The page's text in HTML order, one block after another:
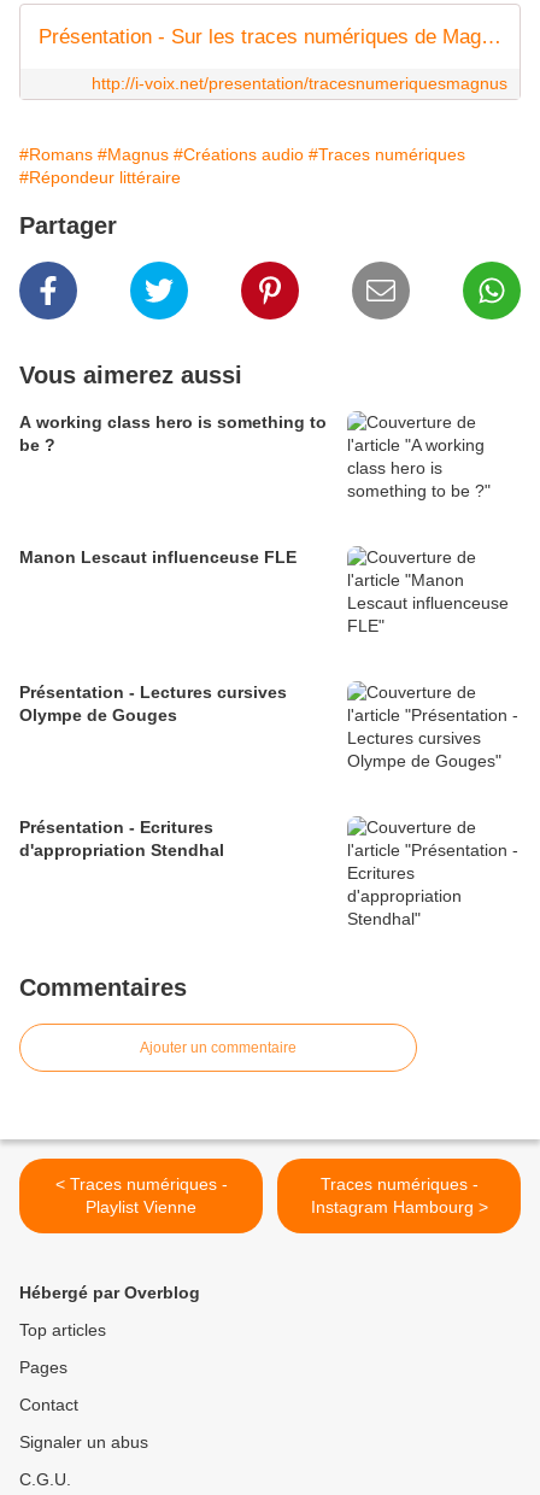
Présentation - Sur les traces numériques de Magnus - i-voix
http://i-voix.net/presentation/tracesnumeriquesmagnus
#Romans #Magnus #Créations audio #Traces numériques
#Répondeur littéraire
Partager
Vous aimerez aussi
A working class hero is something to
be ?
Manon Lescaut influenceuse FLE
Présentation - Lectures cursives
Olympe de Gouges
Présentation - Ecritures
d'appropriation Stendhal
Commentaires
Ajouter un commentaire
< Traces numériques -
Playlist Vienne
Traces numériques -
Instagram Hambourg >
Hébergé par Overblog
Top articles
Pages
Contact
Signaler un abus
C.G.U.